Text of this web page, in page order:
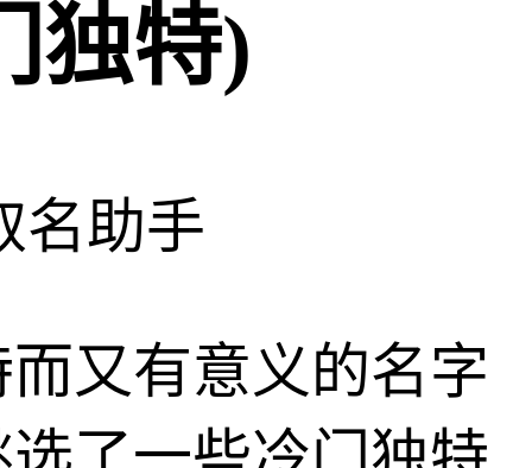
独特)
名助手
又有意义的名字